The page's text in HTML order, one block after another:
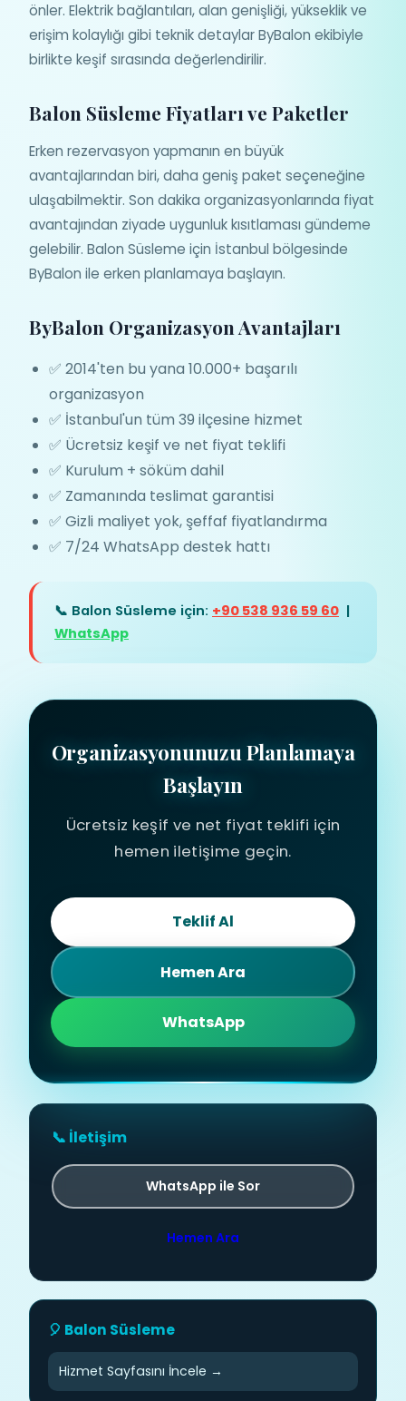
önler. Elektrik bağlantıları, alan genişliği, yükseklik ve
erişim kolaylığı gibi teknik detaylar ByBalon ekibiyle
birlikte keşif sırasında değerlendirilir.
Balon Süsleme Fiyatları ve Paketler
Erken rezervasyon yapmanın en büyük
avantajlarından biri, daha geniş paket seçeneğine
ulaşabilmektir. Son dakika organizasyonlarında fiyat
avantajından ziyade uygunluk kısıtlaması gündeme
gelebilir. Balon Süsleme için İstanbul bölgesinde
ByBalon ile erken planlamaya başlayın.
ByBalon Organizasyon Avantajları
✅ 2014'ten bu yana 10.000+ başarılı
organizasyon
✅ İstanbul'un tüm 39 ilçesine hizmet
✅ Ücretsiz keşif ve net fiyat teklifi
✅ Kurulum + söküm dahil
✅ Zamanında teslimat garantisi
✅ Gizli maliyet yok, şeffaf fiyatlandırma
✅ 7/24 WhatsApp destek hattı
📞 Balon Süsleme için: +90 538 936 59 60 |
WhatsApp
Organizasyonunuzu Planlamaya
Başlayın
Ücretsiz keşif ve net fiyat teklifi için
hemen iletişime geçin.
Teklif Al
Hemen Ara
WhatsApp
📞 İletişim
WhatsApp ile Sor
Hemen Ara
🎈 Balon Süsleme
Hizmet Sayfasını İncele →